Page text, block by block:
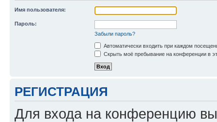
Имя пользователя:
Пароль:
Забыли пароль?
Автоматически входить при каждом
Скрыть моё пребывание на конференции в
РЕГИСТРАЦИЯ
Для входа на конференцию